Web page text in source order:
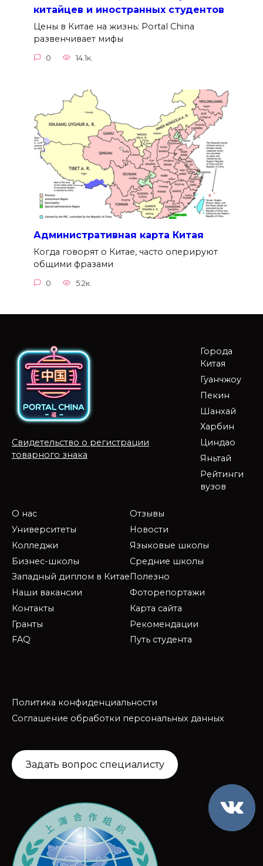
китайцев и иностранных студентов
Цены в Китае на жизнь: Portal China
развенчивает мифы
0 14.1к.
Административная карта Китая
Когда говорят о Китае, часто оперируют
общими фразами
0 5.2к.
Свидетельство о регистрации
товарного знака
Города
Китая
Гуанчжоу
Пекин
Шанхай
Харбин
Циндао
Яньтай
Рейтинги
вузов
О нас
Университеты
Колледжи
Бизнес-школы
Западный диплом в Китае
Наши вакансии
Контакты
Гранты
FAQ
Отзывы
Новости
Языковые школы
Средние школы
Полезно
Фоторепортажи
Карта сайта
Рекомендации
Путь студента
Политика конфиденциальности
Соглашение обработки персональных данных
Задать вопрос специалисту